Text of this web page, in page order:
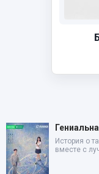
История о
вместе с